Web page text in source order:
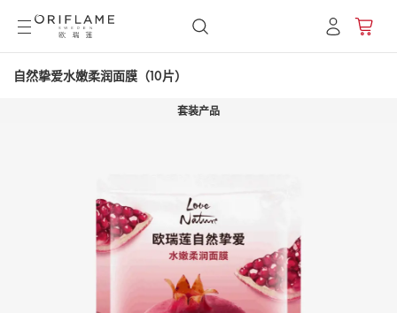
自然挚爱水嫩柔润面膜（10片）
套装产品